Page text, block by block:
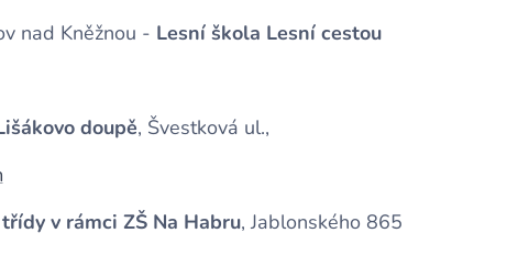
nad Kněžnou - Lesní škola Lesní cestou
doupě, Švestková ul.,
v rámci ZŠ Na Habru, Jablonského 865